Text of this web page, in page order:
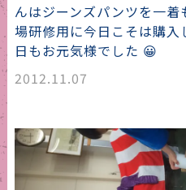
んはジーンズパンツを一
場研修用に今日こそは購
日もお元気様でした 😀
2012.11.07